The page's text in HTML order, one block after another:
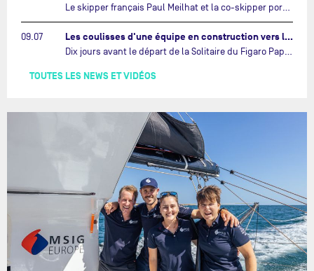
Le skipper français Paul Meilhat et la co-skipper portugaise Mariana Lobato mettent à l’eau aujourd’hui à Lorient leur IMOCA à bord duquel ils participeront à The Ocean Race Atlantic (septembre 2026) puis à The Ocean Race, le tour du monde en équipage (janvier 2027).…
09.07 Les coulisses d'une équipe en construction vers le Vendée Globe…
TOUTES LES NEWS ET VIDÉOS